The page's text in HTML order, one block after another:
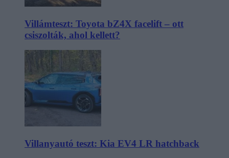
Villámteszt: Toyota bZ4X facelift – ott
csiszolták, ahol kellett?
Villanyautó teszt: Kia EV4 LR hatchback